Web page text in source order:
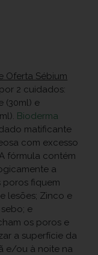
Oferta Sébium
2 cuidados:
(30ml) e
Bioderma
matificante
com excesso
fórmula contém
a
fiquem
lesões; Zinco e
e
os poros e
a superfície da
e/ou à noite na